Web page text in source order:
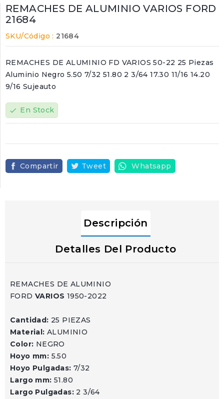
REMACHES DE ALUMINIO VARIOS FORD
21684
SKU/Código : 21684
REMACHES DE ALUMINIO FD VARIOS 50-22 25 Piezas
Aluminio Negro 5.50 7/32 51.80 2 3/64 17.30 11/16 14.20
9/16 Sujeauto
check En Stock
Compartir Tweet Whatsapp
Descripción
Detalles Del Producto
REMACHES DE ALUMINIO
FORD VARIOS 1950-2022
Cantidad: 25 PIEZAS
Material: ALUMINIO
Color: NEGRO
Hoyo mm: 5.50
Hoyo Pulgadas: 7/32
Largo mm: 51.80
Largo Pulgadas: 2 3/64